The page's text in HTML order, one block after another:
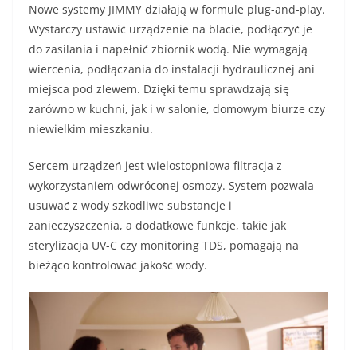
Nowe systemy JIMMY działają w formule plug-and-play.
Wystarczy ustawić urządzenie na blacie, podłączyć je
do zasilania i napełnić zbiornik wodą. Nie wymagają
wiercenia, podłączania do instalacji hydraulicznej ani
miejsca pod zlewem. Dzięki temu sprawdzają się
zarówno w kuchni, jak i w salonie, domowym biurze czy
niewielkim mieszkaniu.
Sercem urządzeń jest wielostopniowa filtracja z
wykorzystaniem odwróconej osmozy. System pozwala
usuwać z wody szkodliwe substancje i
zanieczyszczenia, a dodatkowe funkcje, takie jak
sterylizacja UV-C czy monitoring TDS, pomagają na
bieżąco kontrolować jakość wody.